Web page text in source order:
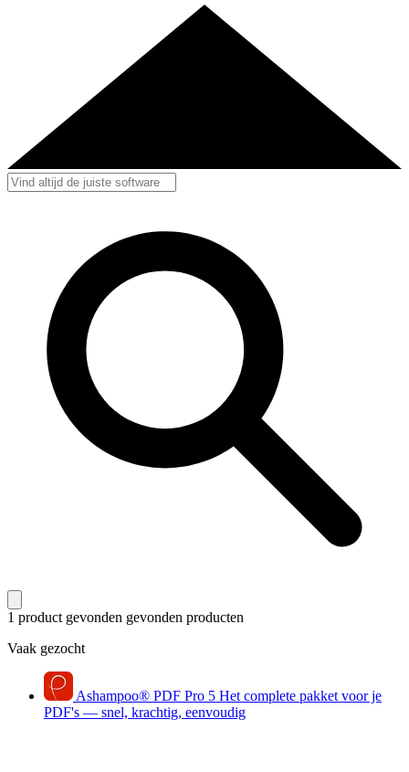
1 product gevonden gevonden producten
Vaak gezocht
Ashampoo® PDF Pro 5 Het complete pakket voor je
PDF's — snel, krachtig, eenvoudig